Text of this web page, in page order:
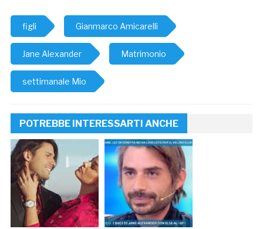
figli Gianmarco Amicarelli
Jane Alexander Matrimonio
settimanale Mio
POTREBBE INTERESSARTI ANCHE